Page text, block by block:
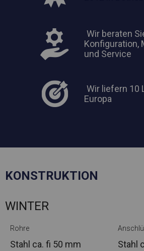
Wir beraten
Konfiguration,
und Service
Wir liefern 10
Europa
KONSTRUKTION
WINTER
Rohre
Stahl ca. fi 50 mm Stahl